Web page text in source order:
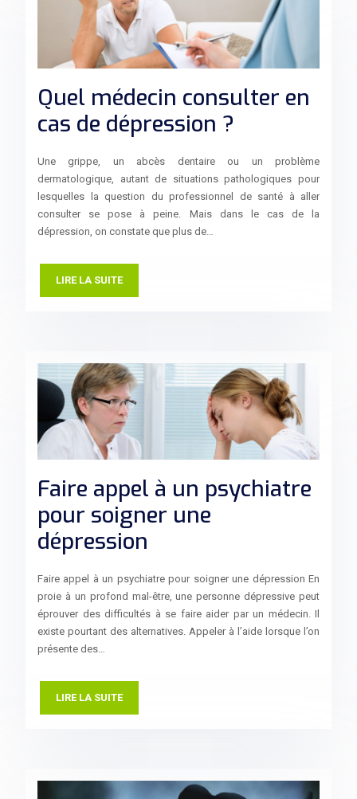
Quel médecin consulter en
cas de dépression ?
Une grippe, un abcès dentaire ou un problème
dermatologique, autant de situations pathologiques pour
lesquelles la question du professionnel de santé à aller
consulter se pose à peine. Mais dans le cas de la
dépression, on constate que plus de…
LIRE LA SUITE
Faire appel à un psychiatre
pour soigner une
dépression
Faire appel à un psychiatre pour soigner une dépression En
proie à un profond mal-être, une personne dépressive peut
éprouver des difficultés à se faire aider par un médecin. Il
existe pourtant des alternatives. Appeler à l’aide lorsque l’on
présente des…
LIRE LA SUITE